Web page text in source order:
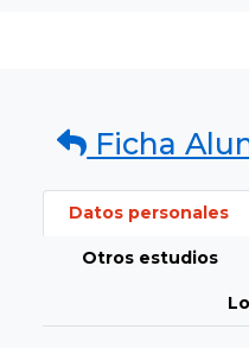
Ficha
Datos personales
Otros estudios